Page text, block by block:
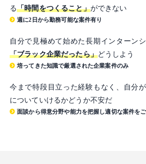
る「時間をつくること」ができない
週に2日から勤務可能な案件有り
自分で見極めて始めた長期インターン
「ブラック企業だったら」どうしよう
培ってきた知識で厳選された企業案件のみ
今まで特段目立った経験もなく、自分が
についていけるかどうか不安だ
面談から得意分野や能力を把握し適切な案件を